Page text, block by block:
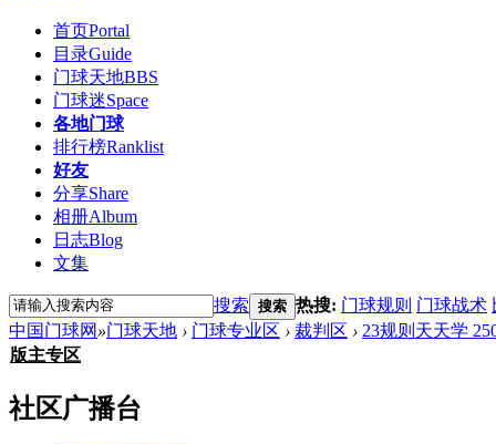
首页Portal
目录Guide
门球天地BBS
门球迷Space
各地门球
排行榜Ranklist
好友
分享Share
相册Album
日志Blog
文集
搜索 搜索 热搜: 门球规则 门球战术
中国门球网 »门球天地 › 门球专业区 › 裁判区 › 23规则天天学
版主专区
社区广播台